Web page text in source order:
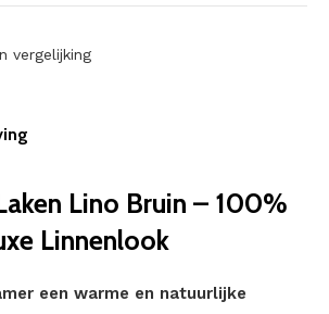
vergelijking
Lino Bruin – 100%
Linnenlook
een warme en natuurlijke